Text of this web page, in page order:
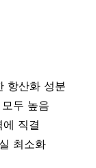
항산화 성분
두 높음
직결
최소화